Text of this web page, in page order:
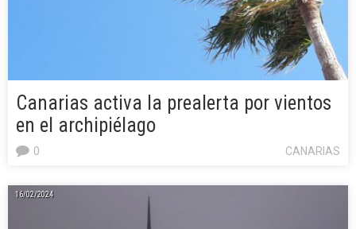
Canarias activa la prealerta por vientos
en el archipiélago
CANARIAS
0
16/02/2024